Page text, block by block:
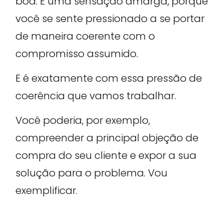
você se sente pressionado a se portar
de maneira coerente com o
compromisso assumido.
E é exatamente com essa pressão de
coerência que vamos trabalhar.
Você poderia, por exemplo,
compreender a principal objeção de
compra do seu cliente e expor a sua
solução para o problema. Vou
exemplificar.